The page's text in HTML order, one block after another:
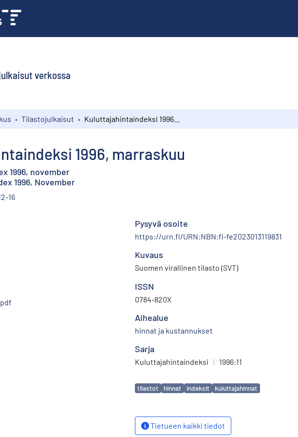
verkossa
Tilastojulkaisut
1996, marraskuu
1996, november
1996, November
16
Pysyvä osoite
https://urn.fi/URN:NBN:fi-fe2023013119831
Kuvaus
Suomen virallinen tilasto (SVT)
ISSN
0784-820X
Aihealue
hinnat ja kustannukset
Sarja
Kuluttajahintaindeksi | 1996:11
Avainsanat
tilastot hinnat indeksit kuluttajahinnat
Tietueen kaikki tiedot